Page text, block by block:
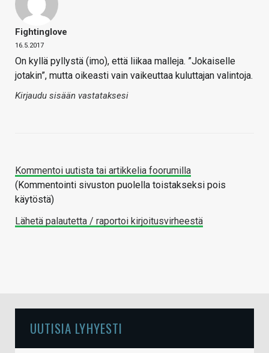
Fightinglove
16.5.2017
On kyllä pyllystä (imo), että liikaa malleja. ”Jokaiselle
jotakin”, mutta oikeasti vain vaikeuttaa kuluttajan valintoja.
Kirjaudu sisään vastataksesi
Kommentoi uutista tai artikkelia foorumilla
(Kommentointi sivuston puolella toistakseksi pois
käytöstä)
Lähetä palautetta / raportoi kirjoitusvirheestä
UUTISIA LYHYESTI